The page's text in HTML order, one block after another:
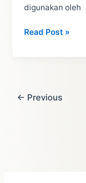
digunakan oleh
Uji
Read Post »
← Previous